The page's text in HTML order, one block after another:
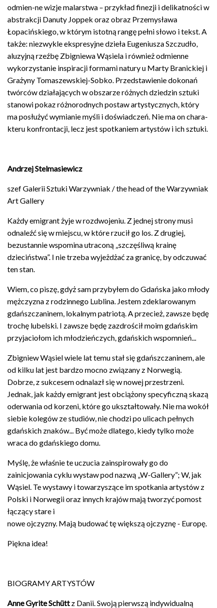
odmien-ne wizje malarstwa – przykład finezji i delikatności w
abstrakcji Danuty Joppek oraz obraz Przemysława
Łopacińskiego, w którym istotną rangę pełni słowo i tekst. A
także: niezwykle ekspresyjne dzieła Eugeniusza Szczudło,
aluzyjną rzeźbę Zbigniewa Wąsiela i również odmienne
wykorzystanie inspiracji formami natury u Marty Branickiej i
Grażyny Tomaszewskiej-Sobko. Przedstawienie dokonań
twórców działających w obszarze różnych dziedzin sztuki
stanowi pokaz różnorodnych postaw artystycznych, który
ma posłużyć wymianie myśli i doświadczeń. Nie ma on chara-
kteru konfrontacji, lecz jest spotkaniem artystów i ich sztuki.
Andrzej Stelmasiewicz
szef Galerii Sztuki Warzywniak / the head of the Warzywniak
Art Gallery
Każdy emigrant żyje w rozdwojeniu. Z jednej strony musi
odnaleźć się w miejscu, w które rzucił go los. Z drugiej,
bezustannie wspomina utraconą „szczęśliwą krainę
dzieciństwa”. I nie trzeba wyjeżdżać za granicę, by odczuwać
ten stan.
Wiem, co piszę, gdyż sam przybyłem do Gdańska jako młody
mężczyzna z rodzinnego Lublina. Jestem zdeklarowanym
gdańszczaninem, lokalnym patriotą. A przecież, zawsze będę
trochę lubelski. I zawsze będę zazdrościł moim gdańskim
przyjaciołom ich młodzieńczych, gdańskich wspomnień...
Zbigniew Wąsiel wiele lat temu stał się gdańszczaninem, ale
od kilku lat jest bardzo mocno związany z Norwegią.
Dobrze, z sukcesem odnalazł się w nowej przestrzeni.
Jednak, jak każdy emigrant jest obciążony specyficzną skazą
oderwania od korzeni, które go ukształtowały. Nie ma wokół
siebie kolegów ze studiów, nie chodzi po ulicach pełnych
gdańskich znaków... Być może dlatego, kiedy tylko może
wraca do gdańskiego domu.
Myślę, że właśnie te uczucia zainspirowały go do
zainicjowania cyklu wystaw pod nazwą „W-Gallery”; W, jak
Wąsiel. Te wystawy i towarzyszące im spotkania artystów z
Polski i Norwegii oraz innych krajów mają tworzyć pomost
łączący stare i
nowe ojczyzny. Mają budować tę większą ojczyznę - Europę.
Piękna idea!
BIOGRAMY ARTYSTÓW
Anne Gyrite Schüttz Danii. Swoją pierwszą indywidualną